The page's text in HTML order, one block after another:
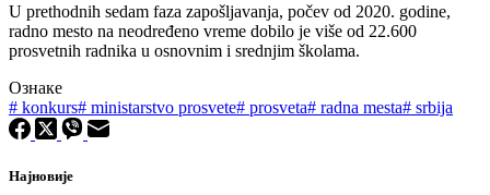
U prethodnih sedam faza zapošljavanja, počev od 2020. godine,
radno mesto na neodređeno vreme dobilo je više od 22.600
prosvetnih radnika u osnovnim i srednjim školama.
Ознаке
# konkurs# ministarstvo prosvete# prosveta# radna mesta# srbija
Најновије